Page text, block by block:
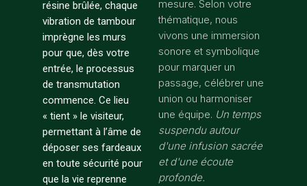
mesure. Selon votre
thématique, nous
vivons une immersion
sonore et symbolique
pour marquer un
passage, célébrer une
union ou harmoniser
une équipe. Un temps
suspendu autour
d'une infusion sacrée
et d'une écoute
profonde.
résine brûlée, chaque
vibration de tambour
imprègne les murs
pour que, dès votre
entrée, le processus
de transmutation
commence. Ce lieu
« tient » le visiteur,
permettant à l’âme de
déposer ses fardeaux
en toute sécurité pour
que la vie reprenne